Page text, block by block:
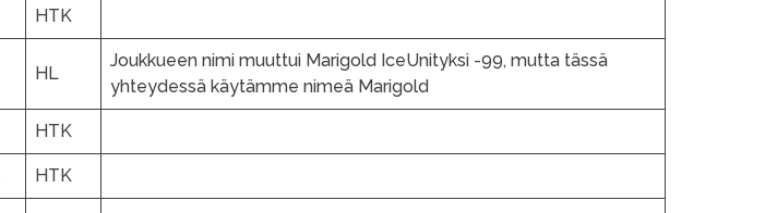
HTK
HL
Joukkueen nimi muuttui Marigold IceUnityksi -99, mutta tässä
yhteydessä käytämme nimeä Marigold
HTK
HTK